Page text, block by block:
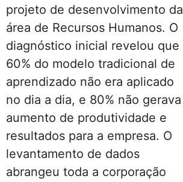
projeto de desenvolvimento da
área de Recursos Humanos. O
diagnóstico inicial revelou que
60% do modelo tradicional de
aprendizado não era aplicado
no dia a dia, e 80% não gerava
aumento de produtividade e
resultados para a empresa. O
levantamento de dados
abrangeu toda a corporação